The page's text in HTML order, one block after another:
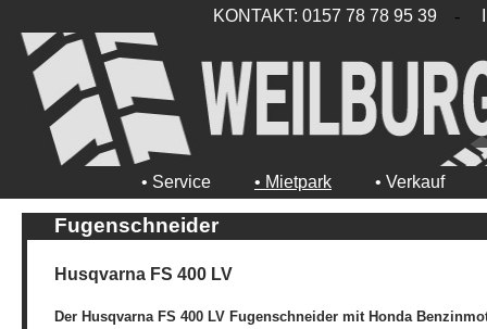
KONTAKT: 0157 78 78 95 39-
• Service • Mietpark • Verkauf
Fugenschneider
Husqvarna FS 400 LV
Der Husqvarna FS 400 LV Fugenschneider mit Honda